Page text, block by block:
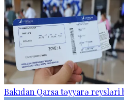
Bakıdan Qarsa təyyarə reysləri